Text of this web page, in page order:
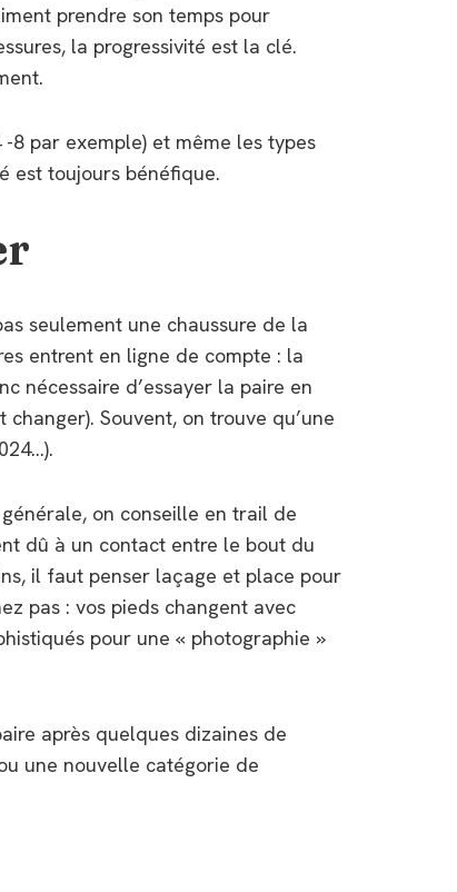
prendre son temps pour
la progressivité est la clé.
8 par exemple) et même les types
est toujours bénéfique.
seulement une chaussure de la
entrent en ligne de compte : la
nécessaire d’essayer la paire en
Souvent, on trouve qu’une
on conseille en trail de
dû à un contact entre le bout du
il faut penser laçage et place pour
pas : vos pieds changent avec
pour une « photographie »
après quelques dizaines de
une nouvelle catégorie de